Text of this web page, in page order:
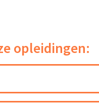
opleidingen: